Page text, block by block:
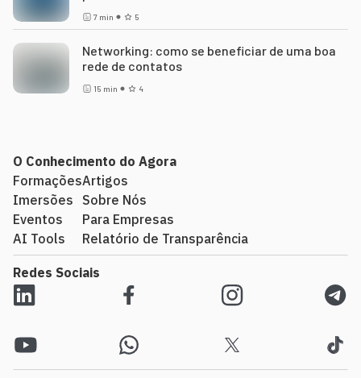
7 min 5
Networking: como se beneficiar de uma boa
rede de contatos
15 min 4
O Conhecimento do Agora
Formações
Imersões
Eventos
AI Tools
Artigos
Sobre Nós
Para Empresas
Relatório de Transparência
Redes Sociais